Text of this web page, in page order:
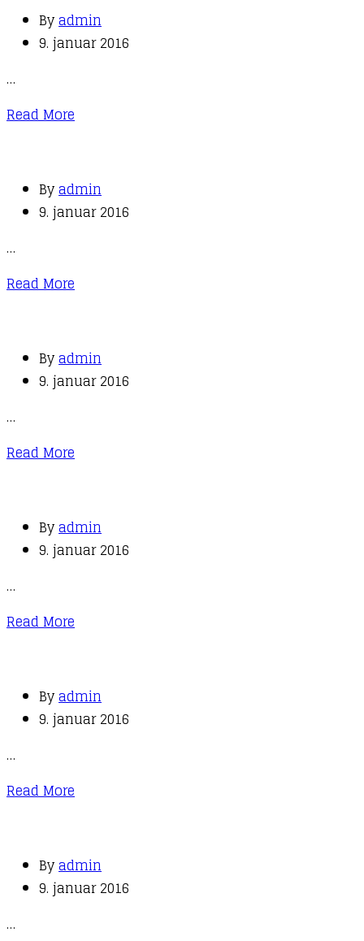
Byadmin
9. januar 2016
…
Read More
Byadmin
9. januar 2016
…
Read More
Byadmin
9. januar 2016
…
Read More
Byadmin
9. januar 2016
…
Read More
Byadmin
9. januar 2016
…
Read More
Byadmin
9. januar 2016
…